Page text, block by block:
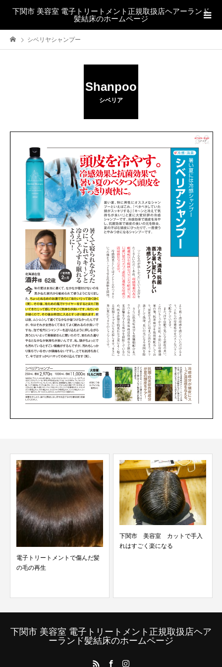
下関市 美容室 電子トリートメント正規取扱店ヘアーランド
髪結床のホームページ
シベリヤシャンプー
Shanpoo
シベリア
電子トリートメントで傷んだ髪
の毛の再生
下関市 美容室 カットで手入
れはすごく楽になる
下関市 美容室 電子トリートメント正規取扱店ヘア
ーランド髪結床のホームページ